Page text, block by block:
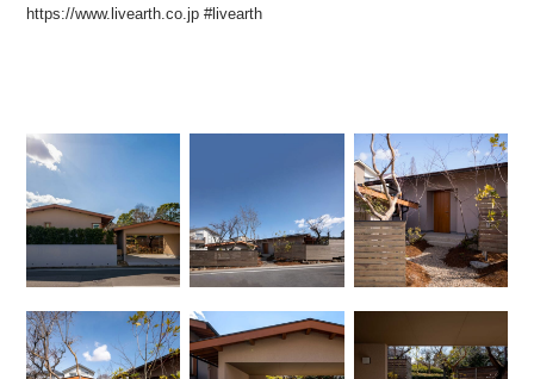
https://www.livearth.co.jp #livearth